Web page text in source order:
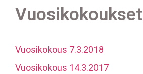
Vuosikokoukset
Vuosikokous 7.3.2018
Vuosikokous 14.3.2017